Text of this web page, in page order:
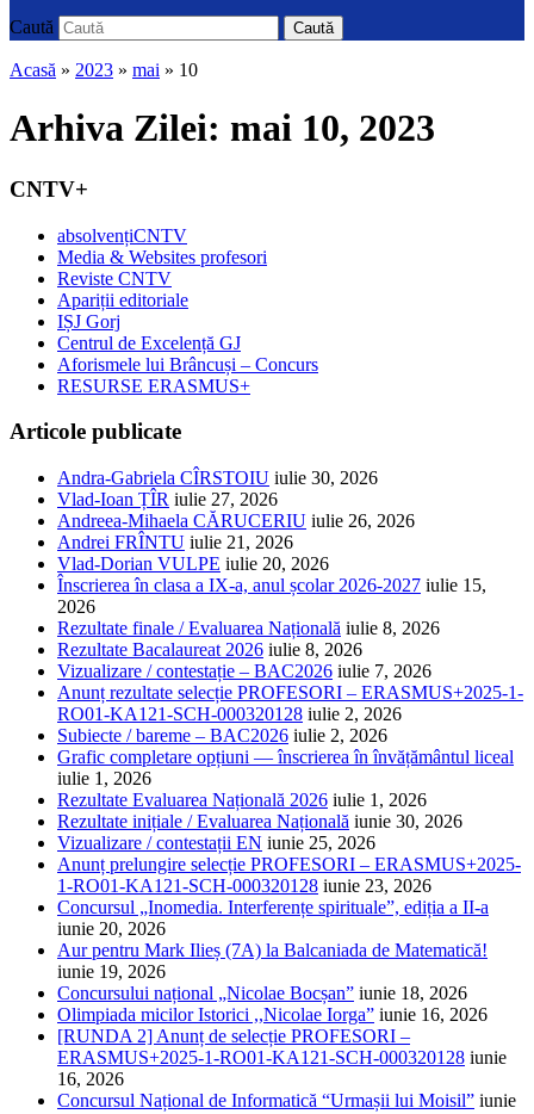
Caută Caută
Acasă » 2023 » mai » 10
Arhiva Zilei: mai 10, 2023
CNTV+
absolvențiCNTV
Media & Websites profesori
Reviste CNTV
Apariții editoriale
IȘJ Gorj
Centrul de Excelență GJ
Aforismele lui Brâncuși – Concurs
RESURSE ERASMUS+
Articole publicate
Andra-Gabriela CÎRSTOIU iulie 30, 2026
Vlad-Ioan ȚÎR iulie 27, 2026
Andreea-Mihaela CĂRUCERIU iulie 26, 2026
Andrei FRÎNTU iulie 21, 2026
Vlad-Dorian VULPE iulie 20, 2026
Înscrierea în clasa a IX-a, anul școlar 2026-2027 iulie 15,
2026
Rezultate finale / Evaluarea Națională iulie 8, 2026
Rezultate Bacalaureat 2026 iulie 8, 2026
Vizualizare / contestație – BAC2026 iulie 7, 2026
Anunț rezultate selecție PROFESORI – ERASMUS+2025-1-
RO01-KA121-SCH-000320128 iulie 2, 2026
Subiecte / bareme – BAC2026 iulie 2, 2026
Grafic completare opțiuni — înscrierea în învățământul liceal
iulie 1, 2026
Rezultate Evaluarea Națională 2026 iulie 1, 2026
Rezultate inițiale / Evaluarea Națională iunie 30, 2026
Vizualizare / contestații EN iunie 25, 2026
Anunț prelungire selecție PROFESORI – ERASMUS+2025-
1-RO01-KA121-SCH-000320128 iunie 23, 2026
Concursul „Inomedia. Interferențe spirituale”, ediția a II-a
iunie 20, 2026
Aur pentru Mark Ilieș (7A) la Balcaniada de Matematică!
iunie 19, 2026
Concursului național „Nicolae Bocșan” iunie 18, 2026
Olimpiada micilor Istorici ,,Nicolae Iorga” iunie 16, 2026
[RUNDA 2] Anunț de selecție PROFESORI –
ERASMUS+2025-1-RO01-KA121-SCH-000320128 iunie
16, 2026
Concursul Național de Informatică “Urmașii lui Moisil” iunie